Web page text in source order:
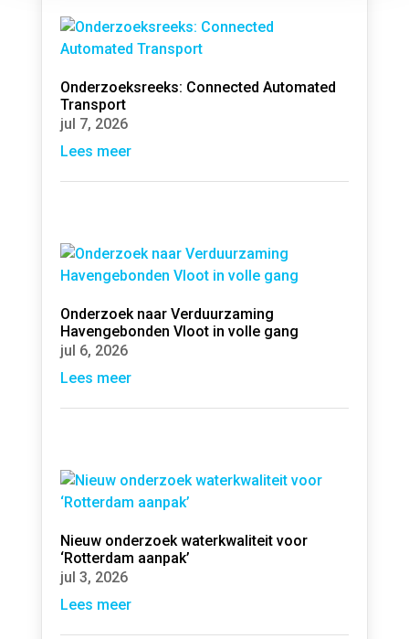
Onderzoeksreeks: Connected Automated
Transport
jul 7, 2026
Lees meer
Onderzoek naar Verduurzaming
Havengebonden Vloot in volle gang
jul 6, 2026
Lees meer
Nieuw onderzoek waterkwaliteit voor
‘Rotterdam aanpak’
jul 3, 2026
Lees meer